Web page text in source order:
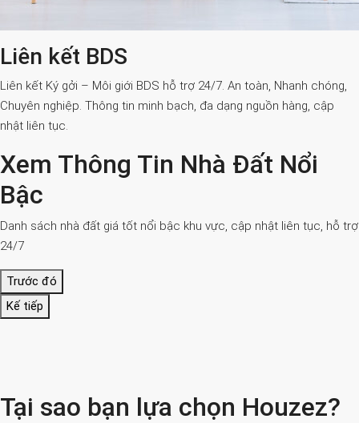
Liên kết BDS
Liên kết Ký gởi – Môi giới BDS hỗ trợ 24/7. An toàn, Nhanh chóng,
Chuyên nghiệp. Thông tin minh bạch, đa dạng nguồn hàng, cập
nhật liên tục.
Xem Thông Tin Nhà Đất Nổi
Bậc
Danh sách nhà đất giá tốt nổi bậc khu vực, cập nhật liên tục, hỗ trợ
24/7
Trước đó
Kế tiếp
Tại sao bạn lựa chọn Houzez?